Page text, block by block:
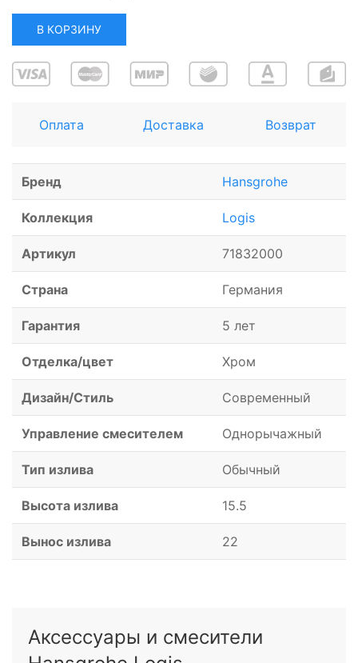
В КОРЗИНУ
Оплата Доставка Возврат
Бренд Hansgrohe
Коллекция Logis
Артикул 71832000
Страна Германия
Гарантия 5 лет
Отделка/цвет Хром
Дизайн/Стиль Современный
Управление смесителем Однорычажный
Тип излива Обычный
Высота излива 15.5
Вынос излива 22
Аксессуары и смесители